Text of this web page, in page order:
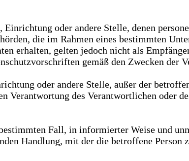
oder andere Stelle, denen
die im Rahmen eines bestimmten
erhalten, gelten jedoch nicht als
gemäß den Zwecken der
oder andere Stelle, außer der
Verantwortung des Verantwortlichen oder
Fall, in informierter Weise und
Handlung, mit der die betroffene Person